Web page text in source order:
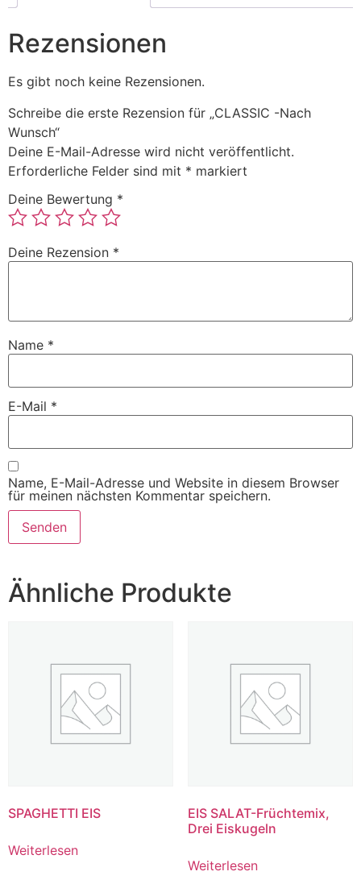
Rezensionen
Es gibt noch keine Rezensionen.
Schreibe die erste Rezension für „CLASSIC -Nach
Wunsch“
Deine E-Mail-Adresse wird nicht veröffentlicht.
Erforderliche Felder sind mit * markiert
Deine Bewertung *
Deine Rezension *
Name *
E-Mail *
Name, E-Mail-Adresse und Website in diesem Browser
für meinen nächsten Kommentar speichern.
Ähnliche Produkte
SPAGHETTI EIS
Weiterlesen
EIS SALAT-Früchtemix,
Drei Eiskugeln
Weiterlesen